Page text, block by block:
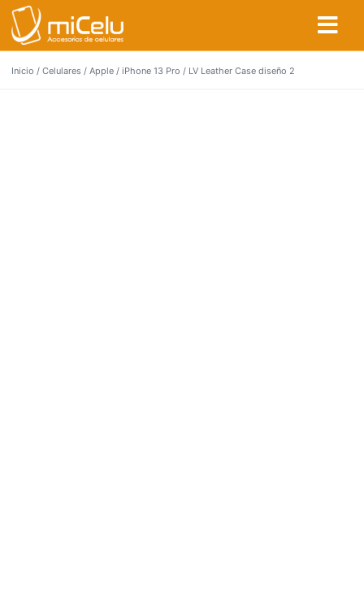
Inicio / Celulares / Apple / iPhone 13 Pro / LV Leather Case diseño 2